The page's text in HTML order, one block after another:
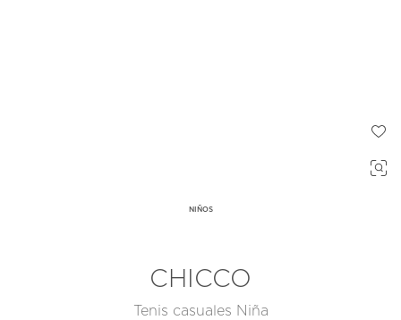
NIÑOS
CHICCO
Tenis casuales Niña